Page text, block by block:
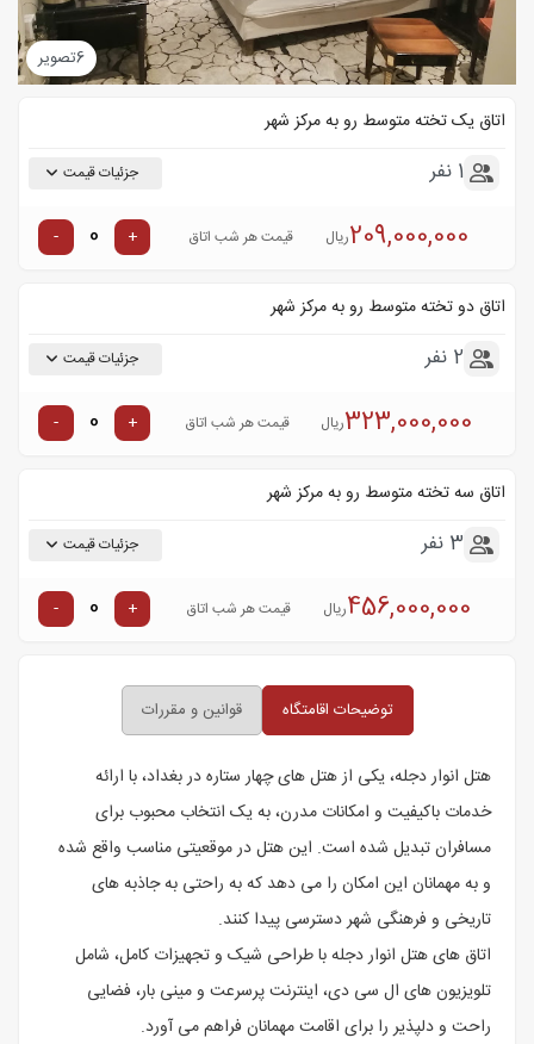
6تصویر
اتاق یک تخته متوسط رو به مرکز شهر
1 نفر جزئیات قیمت
209,000,000ریال قیمت هر شب اتاق +
-
اتاق دو تخته متوسط رو به مرکز شهر
2 نفر جزئیات قیمت
323,000,000ریال قیمت هر شب اتاق +
-
اتاق سه تخته متوسط رو به مرکز شهر
3 نفر جزئیات قیمت
456,000,000ریال قیمت هر شب اتاق +
-
توضیحات اقامتگاه قوانین و مقررات
هتل انوار دجله، یکی از هتل های چهار ستاره در بغداد، با ارائه
خدمات باکیفیت و امکانات مدرن، به یک انتخاب محبوب برای
مسافران تبدیل شده است. این هتل در موقعیتی مناسب واقع شده
و به مهمانان این امکان را می دهد که به راحتی به جاذبه های
تاریخی و فرهنگی شهر دسترسی پیدا کنند.
اتاق های هتل انوار دجله با طراحی شیک و تجهیزات کامل، شامل
تلویزیون های ال سی دی، اینترنت پرسرعت و مینی بار، فضایی
راحت و دلپذیر را برای اقامت مهمانان فراهم می آورد.